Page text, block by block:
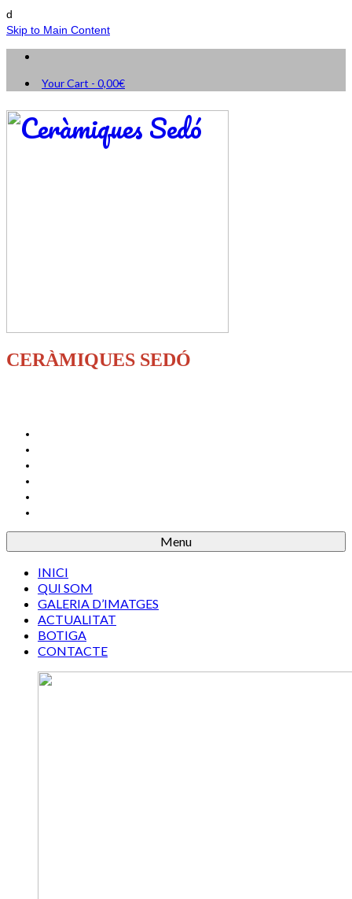
d
Skip to Main Content
Your Cart - 0,00€
CERÀMIQUES SEDÓ
Menu
INICI
QUI SOM
GALERIA D’IMATGES
ACTUALITAT
BOTIGA
CONTACTE